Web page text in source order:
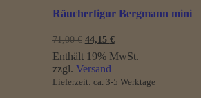
Räucherfigur Bergmann mini
71,00€ Ursprünglicher
Preis
war:
71,00 €
44,15 €Aktueller
Preis
ist:
Enthält 19% MwSt.
zzgl. Versand
Lieferzeit: ca. 3-5 Werktage